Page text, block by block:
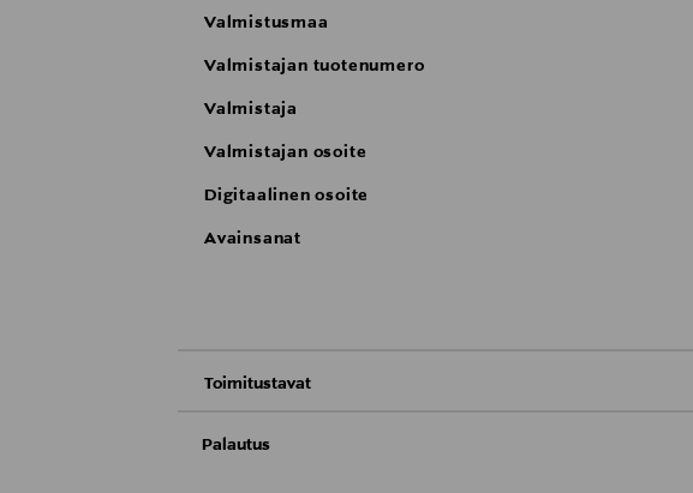
Valmistusmaa
Valmistajan tuotenumero
Valmistaja
Valmistajan osoite
Digitaalinen osoite
Avainsanat
Toimitustavat
Palautus